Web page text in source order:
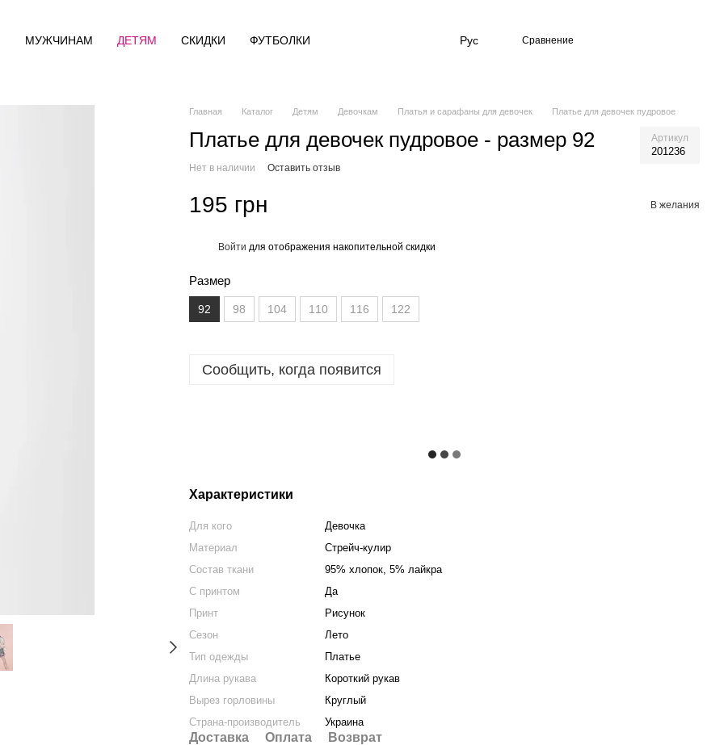
МУЖЧИНАМ ДЕТЯМ СКИДКИ ФУТБОЛКИ Рус Сравнение
Главная Каталог Детям Девочкам Платья и сарафаны для девочек Платье для девочек пудровое
Платье для девочек пудровое - размер 92 Артикул
201236
Нет в наличии Оставить отзыв
195 грн В желания
Войти для отображения накопительной скидки
Размер
92 98 104 110 116 122
Сообщить, когда появится
Характеристики
Для кого
Девочка
Материал
Стрейч-кулир
Состав ткани
95% хлопок, 5% лайкра
С принтом
Да
Принт
Рисунок
Сезон
Лето
Тип одежды
Платье
Длина рукава
Короткий рукав
Вырез горловины
Круглый
Страна-производитель
Украина
Доставка Оплата Возврат